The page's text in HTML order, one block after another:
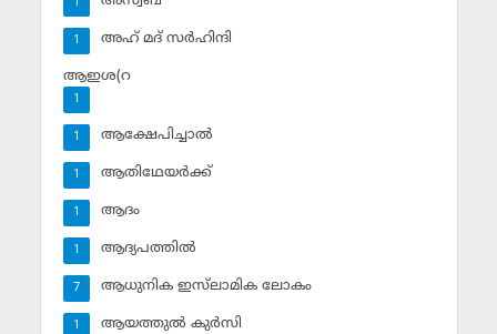
അഹ് മദ് സര്‍ഹിന്ദി
1
ആഇശ(റ
1
ആക്ഷേപിച്ചാല്‍
1
ആതിഥേയര്‍ക്ക്
1
ആദം
1
ആദ്യപത്തില്‍
1
ആധുനിക ഇസ്‌ലാമിക ലോകം
7
ആയത്തുല്‍ കുര്‍സി
1